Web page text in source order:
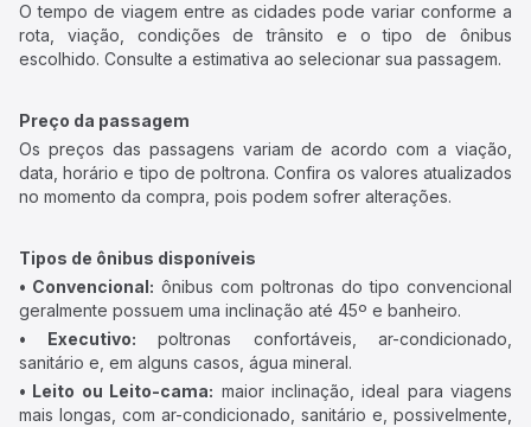
O tempo de viagem entre as cidades pode variar conforme a
rota, viação, condições de trânsito e o tipo de ônibus
escolhido. Consulte a estimativa ao selecionar sua passagem.
Preço da passagem
Os preços das passagens variam de acordo com a viação,
data, horário e tipo de poltrona. Confira os valores atualizados
no momento da compra, pois podem sofrer alterações.
Tipos de ônibus disponíveis
• Convencional: ônibus com poltronas do tipo convencional
geralmente possuem uma inclinação até 45º e banheiro.
• Executivo: poltronas confortáveis, ar-condicionado,
sanitário e, em alguns casos, água mineral.
• Leito ou Leito-cama: maior inclinação, ideal para viagens
mais longas, com ar-condicionado, sanitário e, possivelmente,